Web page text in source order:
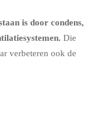
is door condens,
. Die
verbeteren ook de